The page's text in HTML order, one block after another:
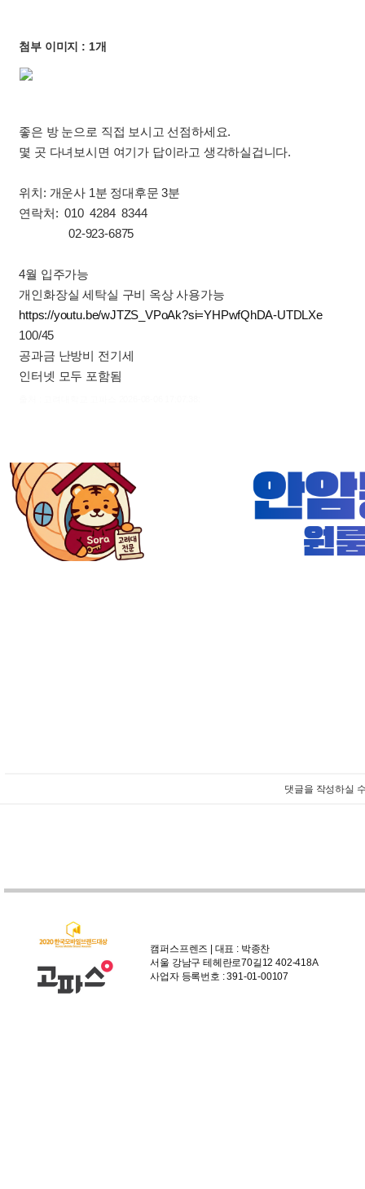
첨부 이미지 : 1개
좋은 방 눈으로 직접 보시고 선점하세요.
몇 곳 다녀보시면 여기가 답이라고 생각하실겁니다.
위치: 개운사 1분 정대후문 3분
연락처: 010 4284 8344
02-923-6875
4월 입주가능
개인화장실 세탁실 구비 옥상 사용가능
https://youtu.be/wJTZS_VPoAk?si=YHPwfQhDA-UTDLXe
100/45
공과금 난방비 전기세
인터넷 모두 포함됨
댓글을 작성하실
캠퍼스프렌즈 | 대표 : 박종찬
서울 강남구 테헤란로70길12 402-418A
사업자 등록번호 : 391-01-00107